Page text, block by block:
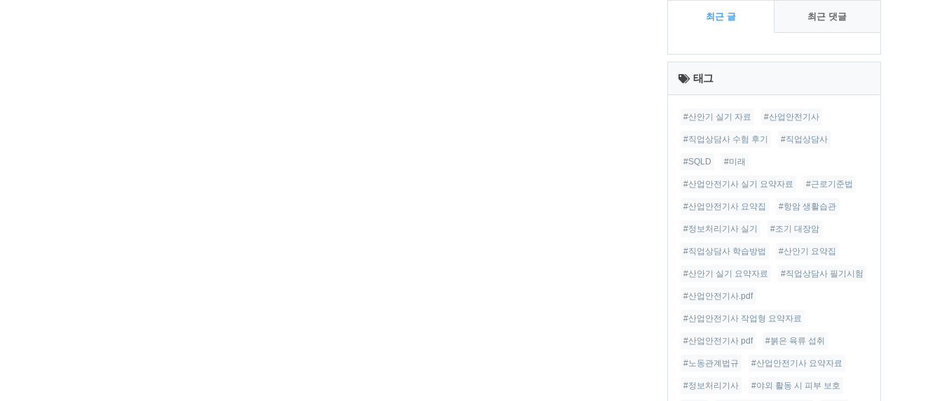
최근 글 최근 댓글
최
근
글
태그
#산안기 실기 자료 #산업안전기사
#직업상담사 수험 후기 #직업상담사
#SQLD #미래
#산업안전기사 실기 요약자료 #근로기준법
#산업안전기사 요약집 #항암 생활습관
#정보처리기사 실기 #조기 대장암
#직업상담사 학습방법 #산안기 요약집
#산안기 실기 요약자료 #직업상담사 필기시험
#산업안전기사.pdf
#산업안전기사 작업형 요약자료
#산업안전기사 pdf #붉은 육류 섭취
#노동관계법규 #산업안전기사 요약자료
#정보처리기사 #야외 활동 시 피부 보호